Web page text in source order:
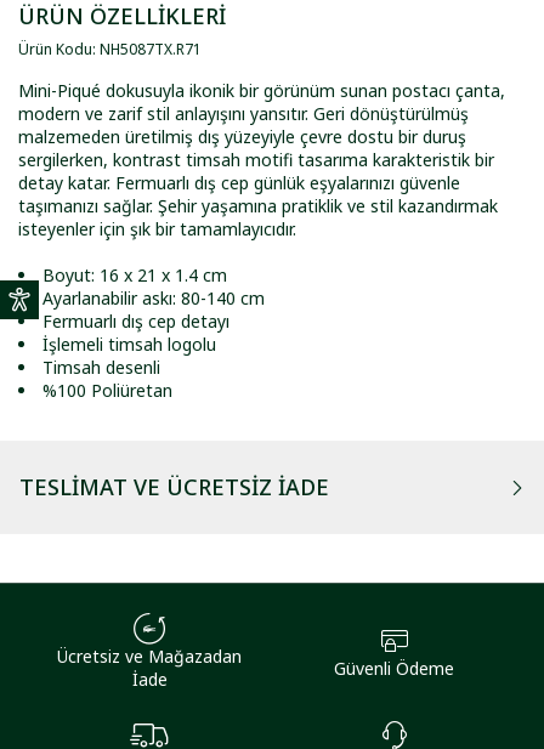
ÜRÜN ÖZELLİKLERİ
Ürün Kodu: NH5087TX.R71
Mini-Piqué dokusuyla ikonik bir görünüm sunan postacı çanta,
modern ve zarif stil anlayışını yansıtır. Geri dönüştürülmüş
malzemeden üretilmiş dış yüzeyiyle çevre dostu bir duruş
sergilerken, kontrast timsah motifi tasarıma karakteristik bir
detay katar. Fermuarlı dış cep günlük eşyalarınızı güvenle
taşımanızı sağlar. Şehir yaşamına pratiklik ve stil kazandırmak
isteyenler için şık bir tamamlayıcıdır.
Boyut: 16 x 21 x 1.4 cm
Ayarlanabilir askı: 80-140 cm
Fermuarlı dış cep detayı
İşlemeli timsah logolu
Timsah desenli
%100 Poliüretan
TESLIMAT VE ÜCRETSIZ İADE
Ücretsiz ve Mağazadan
İade
Güvenli Ödeme